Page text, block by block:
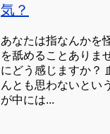
気？
あなたは指なんかを
を舐めることありま
にどう感じますか？
んとも思わないとい
が中には...